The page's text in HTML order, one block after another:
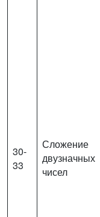
30-
33
Сложение
двузначных
чисел